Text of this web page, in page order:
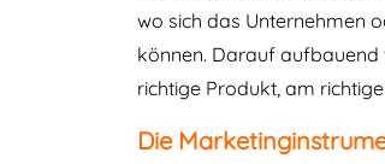
wo sich das Unternehmen
können. Darauf
richtige Produkt, am
Die